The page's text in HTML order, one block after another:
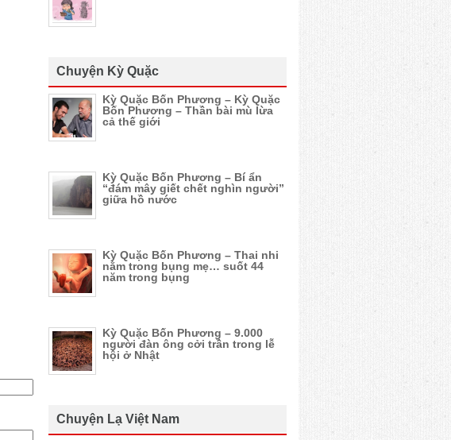
Chuyện Kỳ Quặc
Kỳ Quặc Bốn Phương – Kỳ Quặc
Bốn Phương – Thần bài mù lừa
cả thế giới
Kỳ Quặc Bốn Phương – Bí ẩn
“đám mây giết chết nghìn người”
giữa hồ nước
Kỳ Quặc Bốn Phương – Thai nhi
nằm trong bụng mẹ… suốt 44
năm trong bụng
Kỳ Quặc Bốn Phương – 9.000
người đàn ông cởi trần trong lễ
hội ở Nhật
Chuyện Lạ Việt Nam